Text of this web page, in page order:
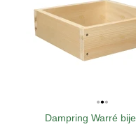
Dampring Warré